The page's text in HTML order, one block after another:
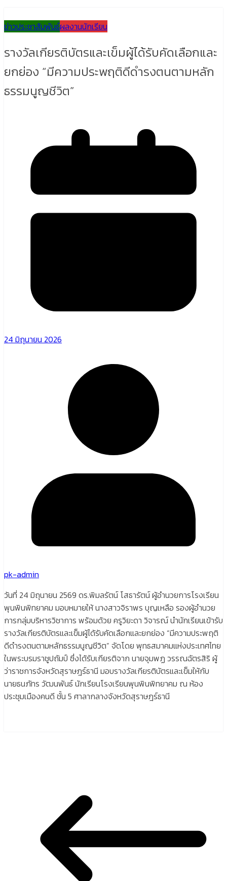
ข่าวประชาสัมพันธ์ผลงานนักเรียน
รางวัลเกียรติบัตรและเข็มผู้ได้รับคัดเลือกและ
ยกย่อง “มีความประพฤติดีดำรงตนตามหลัก
ธรรมนูญชีวิต”
24 มิถุนายน 2026
pk-admin
วันที่ 24 มิถุนายน 2569 ดร.พิมลรัตน์ โสธารัตน์ ผู้อำนวยการโรงเรียน
พุนพินพิทยาคม มอบหมายให้ นางสาวจิราพร บุญเหลือ รองผู้อำนวย
การกลุ่มบริหารวิชาการ พร้อมด้วย ครูวิยะดา วิจารณ์ นำนักเรียนเข้ารับ
รางวัลเกียรติบัตรและเข็มผู้ได้รับคัดเลือกและยกย่อง “มีความประพฤติ
ดีดำรงตนตามหลักธรรมนูญชีวิต” จัดโดย พุทธสมาคมแห่งประเทศไทย
ในพระบรมราชูปถัมป์ ซึ่งได้รับเกียรติจาก นายจุมพฏ วรรณฉัตรสิริ ผู้
ว่าราชการจังหวัดสุราษฎร์ธานี มอบรางวัลเกียรติบัตรและเข็มให้กับ
นายธนภัทร วัฒนพันธ์ นักเรียนโรงเรียนพุนพินพิทยาคม ณ ห้อง
ประชุมเมืองคนดี ชั้น 5 ศาลากลางจังหวัดสุราษฎร์ธานี